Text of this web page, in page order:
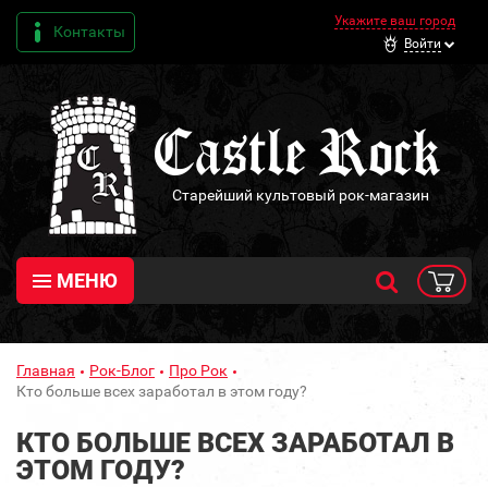
Контакты
Укажите ваш город
Войти
Старейший культовый рок-магазин
МЕНЮ
Главная Рок-Блог
Про Рок
Кто больше всех заработал в этом году?
КТО БОЛЬШЕ ВСЕХ ЗАРАБОТАЛ В
ЭТОМ ГОДУ?